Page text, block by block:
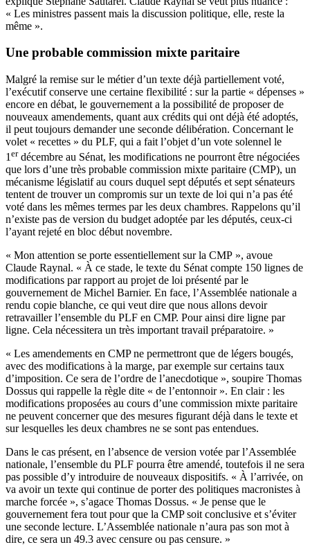
« Les ministres passent mais la discussion politique, elle, reste la
même ».
Une probable commission mixte paritaire
Malgré la remise sur le métier d’un texte déjà partiellement voté,
l’exécutif conserve une certaine flexibilité : sur la partie « dépenses »
encore en débat, le gouvernement a la possibilité de proposer de
nouveaux amendements, quant aux crédits qui ont déjà été adoptés,
il peut toujours demander une seconde délibération. Concernant le
volet « recettes » du PLF, qui a fait l’objet d’un vote solennel le
1 erdécembre au Sénat, les modifications ne pourront être négociées
que lors d’une très probable commission mixte paritaire (CMP), un
mécanisme législatif au cours duquel sept députés et sept sénateurs
tentent de trouver un compromis sur un texte de loi qui n’a pas été
voté dans les mêmes termes par les deux chambres. Rappelons qu’il
n’existe pas de version du budget adoptée par les députés, ceux-ci
l’ayant rejeté en bloc début novembre.
« Mon attention se porte essentiellement sur la CMP », avoue
Claude Raynal. « À ce stade, le texte du Sénat compte 150 lignes de
modifications par rapport au projet de loi présenté par le
gouvernement de Michel Barnier. En face, l’Assemblée nationale a
rendu copie blanche, ce qui veut dire que nous allons devoir
retravailler l’ensemble du PLF en CMP. Pour ainsi dire ligne par
ligne. Cela nécessitera un très important travail préparatoire. »
« Les amendements en CMP ne permettront que de légers bougés,
avec des modifications à la marge, par exemple sur certains taux
d’imposition. Ce sera de l’ordre de l’anecdotique », soupire Thomas
Dossus qui rappelle la règle dite « de l’entonnoir ». En clair : les
modifications proposées au cours d’une commission mixte paritaire
ne peuvent concerner que des mesures figurant déjà dans le texte et
sur lesquelles les deux chambres ne se sont pas entendues.
Dans le cas présent, en l’absence de version votée par l’Assemblée
nationale, l’ensemble du PLF pourra être amendé, toutefois il ne sera
pas possible d’y introduire de nouveaux dispositifs. « À l’arrivée, on
va avoir un texte qui continue de porter des politiques macronistes à
marche forcée », s’agace Thomas Dossus. « Je pense que le
gouvernement fera tout pour que la CMP soit conclusive et s’éviter
une seconde lecture. L’Assemblée nationale n’aura pas son mot à
dire, ce sera un 49.3 avec censure ou pas censure. »